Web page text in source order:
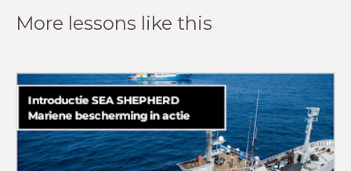
More lessons like this